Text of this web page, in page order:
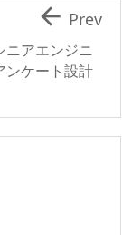
ニアエンジニ
ンケート設計
 Prev